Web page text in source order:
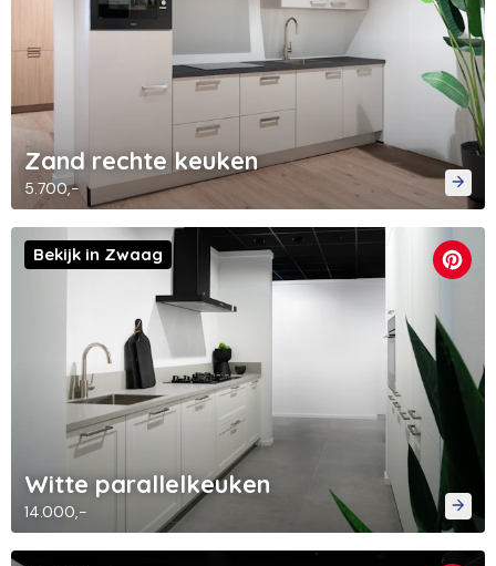
Zand rechte keuken
5.700,-
Witte parallelkeuken
14.000,-
Bekijk in Zwaag